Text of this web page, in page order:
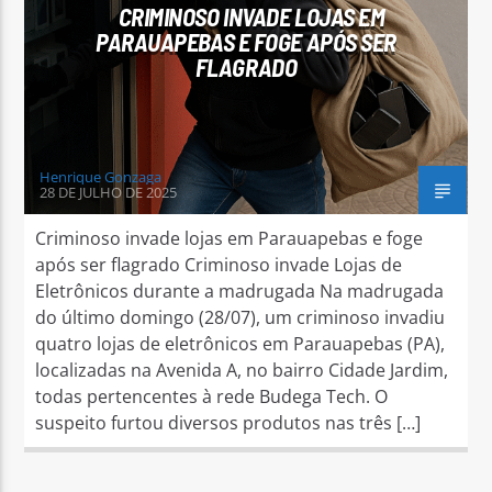
CRIMINOSO INVADE LOJAS EM
PARAUAPEBAS E FOGE APÓS SER
FLAGRADO
Henrique Gonzaga
28 DE JULHO DE 2025
Criminoso invade lojas em Parauapebas e foge
após ser flagrado Criminoso invade Lojas de
Eletrônicos durante a madrugada Na madrugada
do último domingo (28/07), um criminoso invadiu
quatro lojas de eletrônicos em Parauapebas (PA),
localizadas na Avenida A, no bairro Cidade Jardim,
todas pertencentes à rede Budega Tech. O
suspeito furtou diversos produtos nas três […]